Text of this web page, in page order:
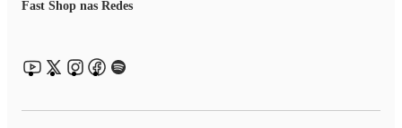
Fast Shop nas Redes